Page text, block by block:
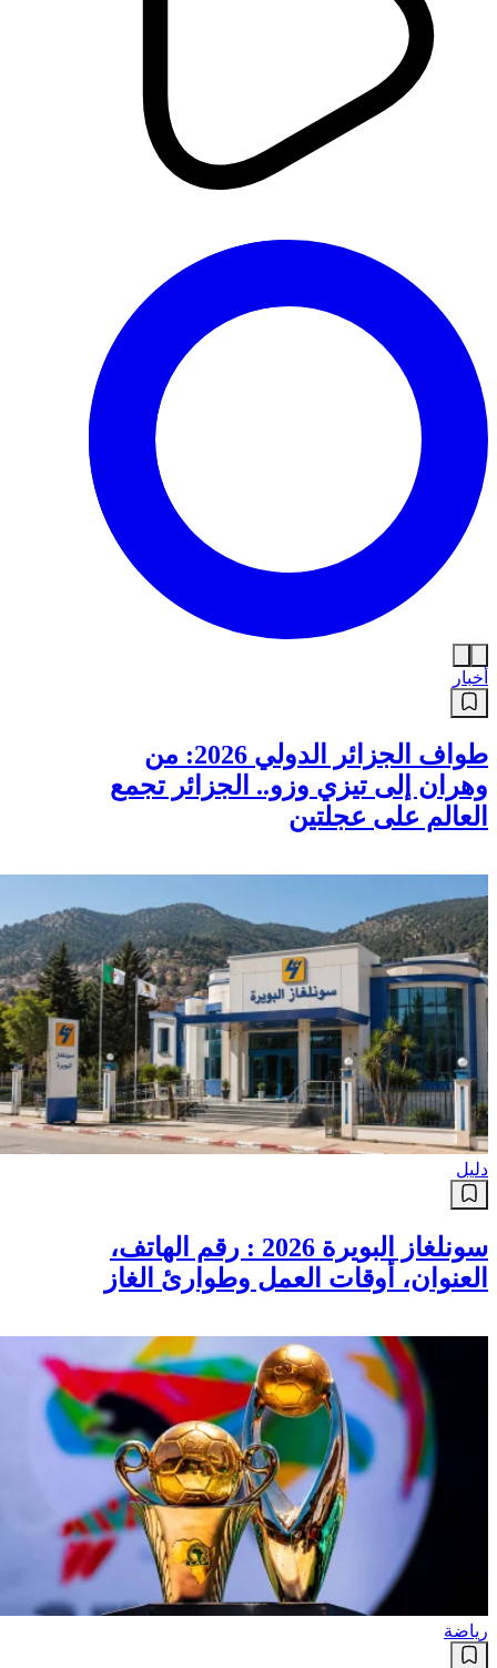
أخبار
طواف الجزائر الدولي 2026: من
وهران إلى تيزي وزو.. الجزائر تجمع
العالم على عجلتين
دليل
سونلغاز البويرة 2026 : رقم الهاتف،
العنوان، أوقات العمل وطوارئ الغاز
رياضة